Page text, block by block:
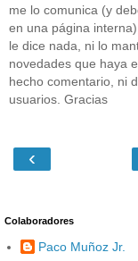
me lo comunica (y
en una página
le dice nada, ni lo
novedades que haya
hecho comentario, ni
usuarios. Gracias
‹
Colaboradores
Paco Muñoz Jr.